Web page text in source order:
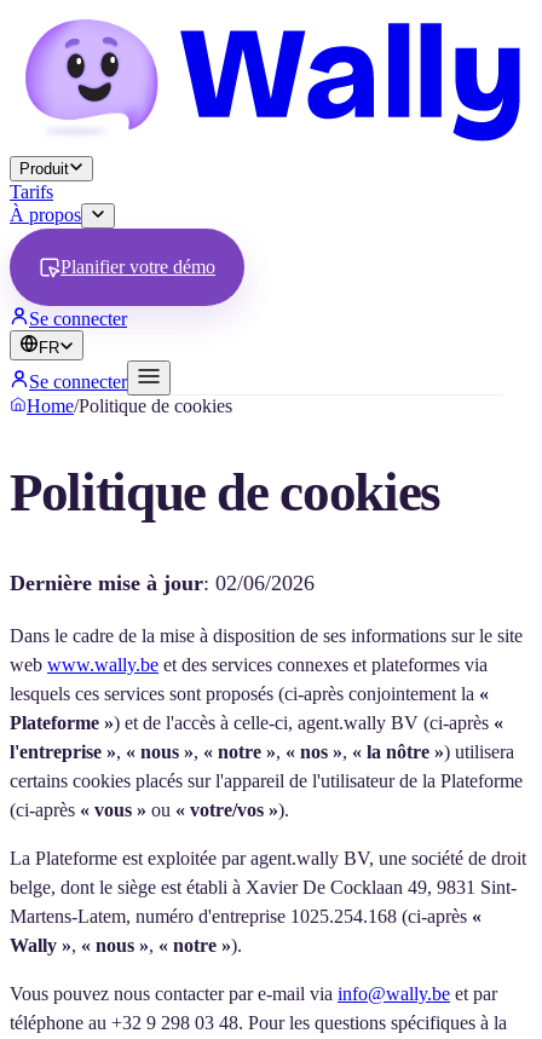
Produit
Tarifs
À propos
Planifier votre démo
Se connecter
FR
Se connecter
Home/Politique de cookies
Politique de cookies
Dernière mise à jour: 02/06/2026
Dans le cadre de la mise à disposition de ses informations sur le site
web www.wally.be et des services connexes et plateformes via
lesquels ces services sont proposés (ci-après conjointement la «
Plateforme ») et de l'accès à celle-ci, agent.wally BV (ci-après «
l'entreprise », « nous », « notre », « nos », « la nôtre ») utilisera
certains cookies placés sur l'appareil de l'utilisateur de la Plateforme
(ci-après « vous » ou « votre/vos »).
La Plateforme est exploitée par agent.wally BV, une société de droit
belge, dont le siège est établi à Xavier De Cocklaan 49, 9831 Sint-
Martens-Latem, numéro d'entreprise 1025.254.168 (ci-après «
Wally », « nous », « notre »).
Vous pouvez nous contacter par e-mail via info@wally.be et par
téléphone au +32 9 298 03 48. Pour les questions spécifiques à la